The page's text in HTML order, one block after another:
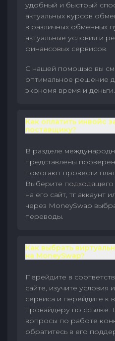
удобный и быстрый
актуальных курсов
в различных обменных
актуальные условия и
финансовых сервисов.
С нашей помощью вы
оптимальное решение
экономя время и деньги.
Как оплатить инвойс
поставщику?
В разделе
представлены
помогают провести
Выберите подходящего
на его сайт, тг аккаунт
через MoneySwap
переводы.
Как выбрать
на MoneySwap?
Перейдите в
сайте, изучите условия
сервиса и перейдите к
провайдеру по ссылке.
вопросы по работе
обратитесь в его